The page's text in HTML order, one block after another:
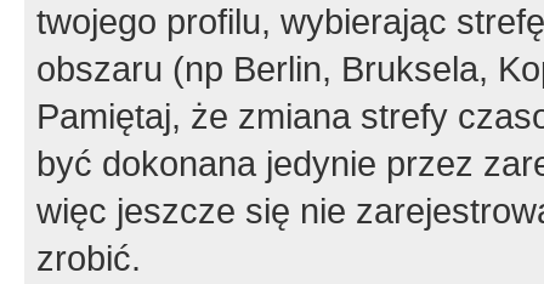
twojego profilu, wybierając
obszaru (np Berlin, Bruksela,
Pamiętaj, że zmiana strefy
być dokonana jedynie przez
więc jeszcze się nie
zrobić.